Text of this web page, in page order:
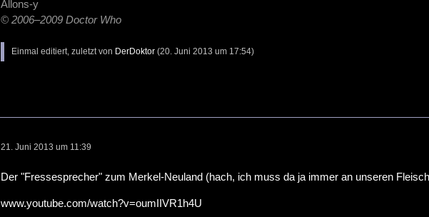
Allons-y
© 2006–2009 Doctor Who
Einmal editiert, zuletzt von DerDoktor (20. Juni 2013 um 17:54)
21. Juni 2013 um 11:39
Der "Fressesprecher" zum Merkel-Neuland (hach, ich muss da ja immer an unseren
www.youtube.com/watch?v=oumIIVR1h4U